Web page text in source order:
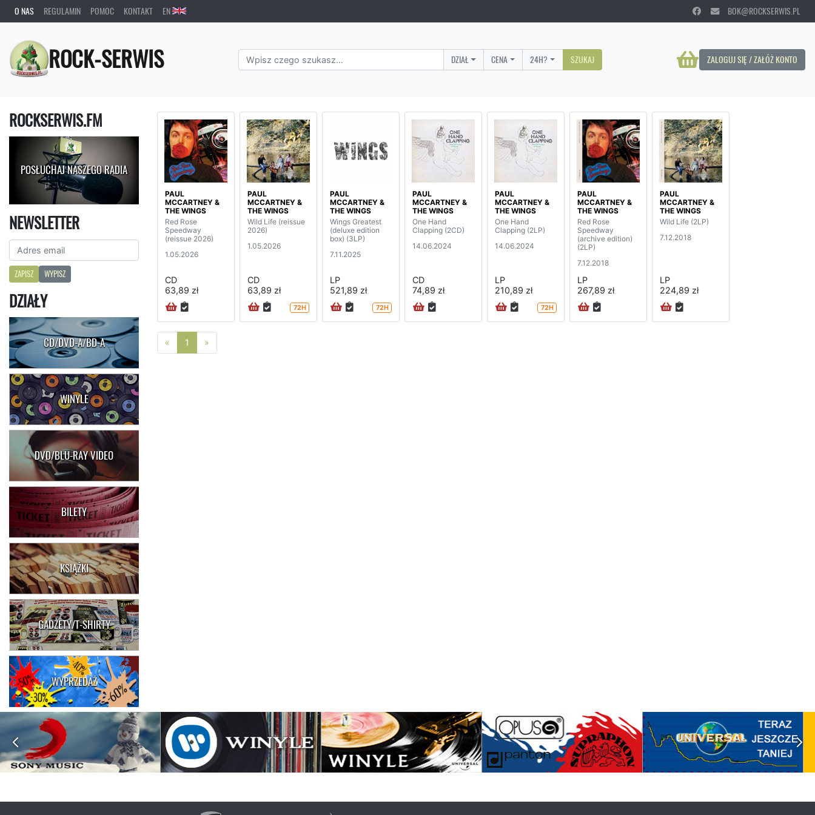
O NAS REGULAMIN POMOC KONTAKT EN BOK@ROCKSERWIS.PL
ROCK-SERWIS ZALOGUJ SIĘ / ZAŁÓŻ KONTO
DZIAŁ CENA 24H? SZUKAJ
ROCKSERWIS.FM
POSŁUCHAJ NASZEGO RADIA
NEWSLETTER
ZAPISZ WYPISZ
DZIAŁY
CD/DVD-A/BD-A
WINYLE
DVD/BLU-RAY VIDEO
BILETY
KSIĄŻKI
GADŻETY/T-SHIRTY
WYPRZEDAŻ
PAUL
MCCARTNEY &
THE WINGS
Red Rose
Speedway
(reissue 2026)
1.05.2026
CD
63,89 zł
PAUL
MCCARTNEY &
THE WINGS
Wild Life (reissue
2026)
1.05.2026
CD
63,89 zł
72H
PAUL
MCCARTNEY &
THE WINGS
Wings Greatest
(deluxe edition
box) (3LP)
7.11.2025
LP
521,89 zł
72H
PAUL
MCCARTNEY &
THE WINGS
One Hand
Clapping (2CD)
14.06.2024
CD
74,89 zł
PAUL
MCCARTNEY &
THE WINGS
One Hand
Clapping (2LP)
14.06.2024
LP
210,89 zł
72H
PAUL
MCCARTNEY &
THE WINGS
Red Rose
Speedway
(archive edition)
(2LP)
7.12.2018
LP
267,89 zł
PAUL
MCCARTNEY &
THE WINGS
Wild Life (2LP)
7.12.2018
LP
224,89 zł
« Poprzednia strona
1 »